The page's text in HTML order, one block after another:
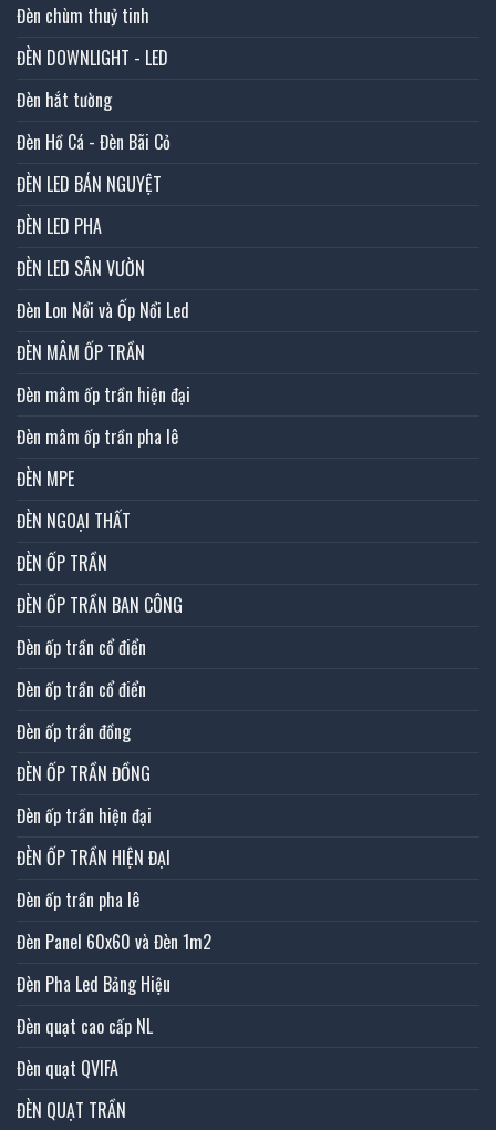
Đèn chùm thuỷ tinh
ĐÈN DOWNLIGHT - LED
Đèn hắt tường
Đèn Hồ Cá - Đèn Bãi Cỏ
ĐÈN LED BÁN NGUYỆT
ĐÈN LED PHA
ĐÈN LED SÂN VƯỜN
Đèn Lon Nổi và Ốp Nổi Led
ĐÈN MÂM ỐP TRẦN
Đèn mâm ốp trần hiện đại
Đèn mâm ốp trần pha lê
ĐÈN MPE
ĐÈN NGOẠI THẤT
ĐÈN ỐP TRẦN
ĐÈN ỐP TRẦN BAN CÔNG
Đèn ốp trần cổ điển
Đèn ốp trần cổ điển
Đèn ốp trần đồng
ĐÈN ỐP TRẦN ĐỒNG
Đèn ốp trần hiện đại
ĐÈN ỐP TRẦN HIỆN ĐẠI
Đèn ốp trần pha lê
Đèn Panel 60x60 và Đèn 1m2
Đèn Pha Led Bảng Hiệu
Đèn quạt cao cấp NL
Đèn quạt QVIFA
ĐÈN QUẠT TRẦN